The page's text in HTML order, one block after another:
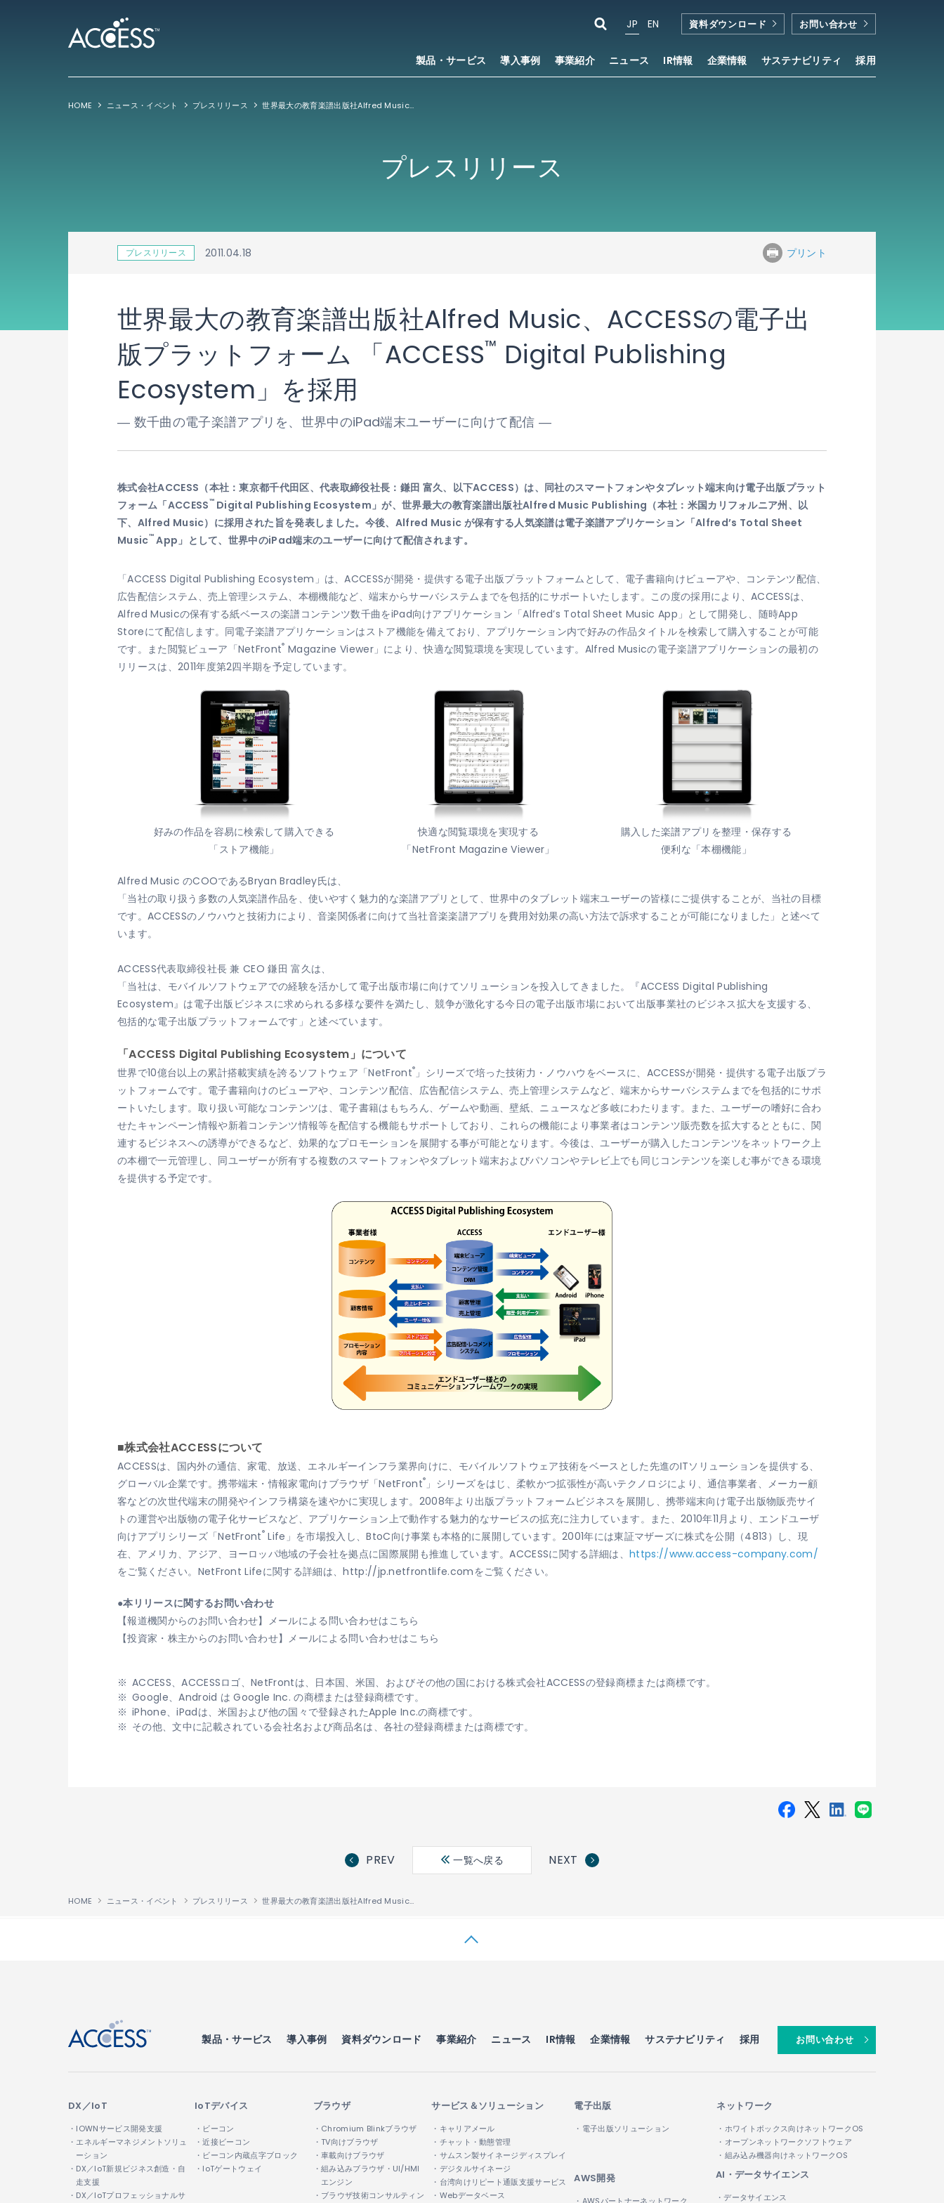
製品・サービス 導入事例 事業紹介 ニュース IR情報 企業情報 サステナビリティ 採用
JP EN 資料ダウンロード お問い合わせ
HOME ニュース・イベント プレスリリース 世界最大の教育楽譜出版社Alfred Music、ACCESSの電子出版プラットフォーム 「ACCESS
プレスリリース
プレスリリース 2011.04.18 プリント
世界最大の教育楽譜出版社Alfred Music、ACCESSの電子出
版プラットフォーム 「ACCESS™ Digital Publishing
Ecosystem」を採用
― 数千曲の電子楽譜アプリを、世界中のiPad端末ユーザーに向けて配信 ―
株式会社ACCESS（本社：東京都千代田区、代表取締役社長：鎌田 富久、以下ACCESS）は、同社のスマートフォンやタブレット端末向け電子出版プラット
フォーム「ACCESS™Digital Publishing Ecosystem」が、世界最大の教育楽譜出版社Alfred Music Publishing（本社：米国カリフォルニア州、以
下、Alfred Music）に採用された旨を発表しました。今後、Alfred Music が保有する人気楽譜は電子楽譜アプリケーション「Alfred’s Total Sheet
Music™App」として、世界中のiPad端末のユーザーに向けて配信されます。
「ACCESS Digital Publishing Ecosystem」は、ACCESSが開発・提供する電子出版プラットフォームとして、電子書籍向けビューアや、コンテンツ配信、
広告配信システム、売上管理システム、本棚機能など、端末からサーバシステムまでを包括的にサポートいたします。この度の採用により、ACCESSは、
Alfred Musicの保有する紙ベースの楽譜コンテンツ数千曲をiPad向けアプリケーション「Alfred’s Total Sheet Music App」として開発し、随時App
Storeにて配信します。同電子楽譜アプリケーションはストア機能を備えており、アプリケーション内で好みの作品タイトルを検索して購入することが可能
です。また閲覧ビューア「NetFront® Magazine Viewer」により、快適な閲覧環境を実現しています。Alfred Musicの電子楽譜アプリケーションの最初の
リリースは、2011年度第2四半期を予定しています。
好みの作品を容易に検索して購入できる
「ストア機能」
快適な閲覧環境を実現する
「NetFront Magazine Viewer」
購入した楽譜アプリを整理・保存する
便利な「本棚機能」
Alfred Music のCOOであるBryan Bradley氏は、
「当社の取り扱う多数の人気楽譜作品を、使いやすく魅力的な楽譜アプリとして、世界中のタブレット端末ユーザーの皆様にご提供することが、当社の目標
です。ACCESSのノウハウと技術力により、音楽関係者に向けて当社音楽楽譜アプリを費用対効果の高い方法で訴求することが可能になりました」と述べて
います。
ACCESS代表取締役社長 兼 CEO 鎌田 富久は、
「当社は、モバイルソフトウェアでの経験を活かして電子出版市場に向けてソリューションを投入してきました。『ACCESS Digital Publishing
Ecosystem』は電子出版ビジネスに求められる多様な要件を満たし、競争が激化する今日の電子出版市場において出版事業社のビジネス拡大を支援する、
包括的な電子出版プラットフォームです」と述べています。
「ACCESS Digital Publishing Ecosystem」について
世界で10億台以上の累計搭載実績を誇るソフトウェア「NetFront®」シリーズで培った技術力・ノウハウをベースに、ACCESSが開発・提供する電子出版プラ
ットフォームです。電子書籍向けのビューアや、コンテンツ配信、広告配信システム、売上管理システムなど、端末からサーバシステムまでを包括的にサポ
ートいたします。取り扱い可能なコンテンツは、電子書籍はもちろん、ゲームや動画、壁紙、ニュースなど多岐にわたります。また、ユーザーの嗜好に合わ
せたキャンペーン情報や新着コンテンツ情報等を配信する機能もサポートしており、これらの機能により事業者はコンテンツ販売数を拡大するとともに、関
連するビジネスへの誘導ができるなど、効果的なプロモーションを展開する事が可能となります。今後は、ユーザーが購入したコンテンツをネットワーク上
の本棚で一元管理し、同ユーザーが所有する複数のスマートフォンやタブレット端末およびパソコンやテレビ上でも同じコンテンツを楽しむ事ができる環境
を提供する予定です。
■株式会社ACCESSについて
ACCESSは、国内外の通信、家電、放送、エネルギーインフラ業界向けに、モバイルソフトウェア技術をベースとした先進のITソリューションを提供する、
グローバル企業です。携帯端末・情報家電向けブラウザ「NetFront® 」シリーズをはじ、柔軟かつ拡張性が高いテクノロジにより、通信事業者、メーカー顧
客などの次世代端末の開発やインフラ構築を速やかに実現します。2008年より出版プラットフォームビジネスを展開し、携帯端末向け電子出版物販売サイ
トの運営や出版物の電子化サービスなど、アプリケーション上で動作する魅力的なサービスの拡充に注力しています。また、2010年11月より、エンドユーザ
向けアプリシリーズ「NetFront® Life」を市場投入し、BtoC向け事業も本格的に展開しています。2001年には東証マザーズに株式を公開（4813）し、現
在、アメリカ、アジア、ヨーロッパ地域の子会社を拠点に国際展開も推進しています。ACCESSに関する詳細は、 https://www.access-company.com/
をご覧ください。NetFront Lifeに関する詳細は、http://jp.netfrontlife.comをご覧ください。
●本リリースに関するお問い合わせ
【報道機関からのお問い合わせ】メールによる問い合わせはこちら
【投資家・株主からのお問い合わせ】メールによる問い合わせはこちら
ACCESS、ACCESSロゴ、NetFrontは、日本国、米国、およびその他の国における株式会社ACCESSの登録商標または商標です。
Google、Android は Google Inc. の商標または登録商標です。
iPhone、iPadは、米国および他の国々で登録されたApple Inc.の商標です。
その他、文中に記載されている会社名および商品名は、各社の登録商標または商標です。
PREV 一覧へ戻る NEXT
HOME ニュース・イベント プレスリリース 世界最大の教育楽譜出版社Alfred Music、ACCESSの電子出版プラットフォーム 「ACCESS
製品・サービス 導入事例 資料ダウンロード 事業紹介 ニュース IR情報 企業情報 サステナビリティ 採用 お問い合わせ
DX／IoT
・IOWNサービス開発支援
・エネルギーマネジメントソリュ
ーション
・DX／IoT新規ビジネス創造・自
走支援
・DX／IoTプロフェッショナルサ
IoTデバイス
・ビーコン
・近接ビーコン
・ビーコン内蔵点字ブロック
・IoTゲートウェイ
ブラウザ
・Chromium Blinkブラウザ
・TV向けブラウザ
・車載向けブラウザ
・組み込みブラウザ・UI/HMI
エンジン
・ブラウザ技術コンサルティン
サービス＆ソリューション
・キャリアメール
・チャット・動態管理
・サムスン製サイネージディスプレイ
・デジタルサイネージ
・台湾向けリピート通販支援サービス
・Webデータベース
電子出版
・電子出版ソリューション
ネットワーク
・ホワイトボックス向けネットワークOS
・オープンネットワークソフトウェア
・組み込み機器向けネットワークOS
AWS開発 AI・データサイエンス
・データサイエンス